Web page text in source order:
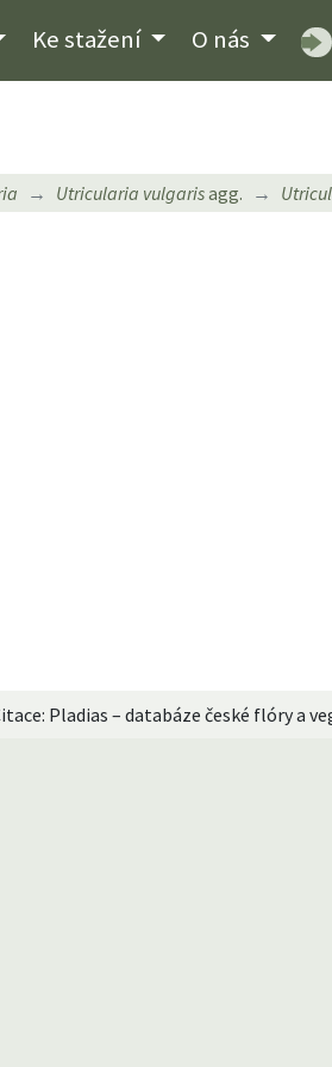
Ke stažení O nás
Utricularia vulgarisagg.
Pladias – databáze české flóry a